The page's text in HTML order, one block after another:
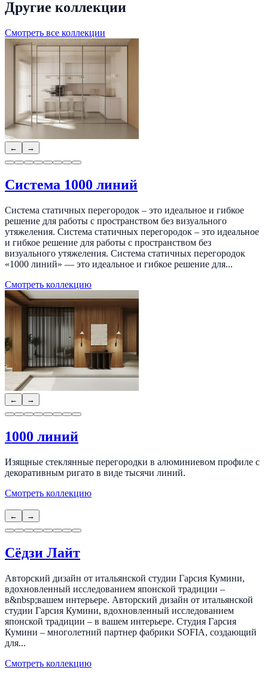
Другие коллекции
Смотреть все коллекции
← →
Система 1000 линий
Система статичных перегородок – это идеальное и гибкое
решение для работы с пространством без визуального
утяжеления. Система статичных перегородок – это идеальное
и гибкое решение для работы с пространством без
визуального утяжеления. Система статичных перегородок
«1000 линий» — это идеальное и гибкое решение для...
Смотреть коллекцию
← →
1000 линий
Изящные стеклянные перегородки в алюминиевом профиле с
декоративным ригато в виде тысячи линий.
Смотреть коллекцию
← →
Сёдзи Лайт
Авторский дизайн от итальянской студии Гарсия Кумини,